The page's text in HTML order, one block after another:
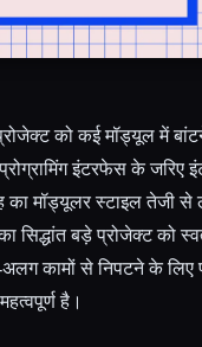
को कई मॉड्यूल में
इंटरफेस के जरिए
का मॉड्यूलर स्टाइल तेजी
सिद्धांत बड़े प्रोजेक्ट को
अलग कामों से निपटने के
है।